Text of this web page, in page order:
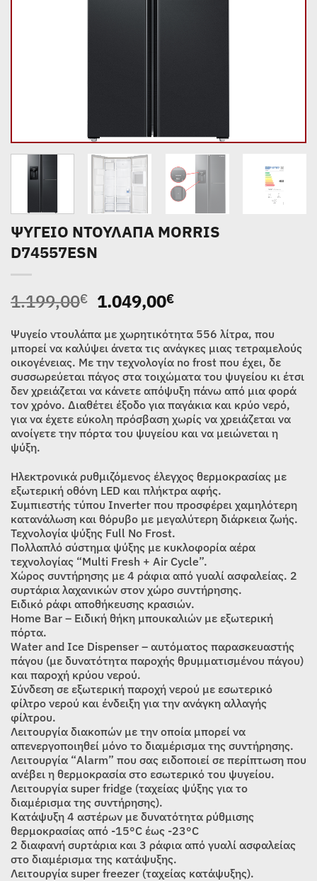
ΨΥΓΕΙΟ ΝΤΟΥΛΑΠΑ MORRIS
D74557ESN
1.199,00€ Original
was:
1.199,00€.
1.049,00€Η
τιμή
είναι:
1.049,00€.
Ψυγείο ντουλάπα με χωρητικότητα 556 λίτρα, που
μπορεί να καλύψει άνετα τις ανάγκες μιας τετραμελούς
οικογένειας. Με την τεχνολογία no frost που έχει, δε
συσσωρεύεται πάγος στα τοιχώματα του ψυγείου κι έτσι
δεν χρειάζεται να κάνετε απόψυξη πάνω από μια φορά
τον χρόνο. Διαθέτει έξοδο για παγάκια και κρύο νερό,
για να έχετε εύκολη πρόσβαση χωρίς να χρειάζεται να
ανοίγετε την πόρτα του ψυγείου και να μειώνεται η
ψύξη.
Ηλεκτρονικά ρυθμιζόμενος έλεγχος θερμοκρασίας με
εξωτερική οθόνη LED και πλήκτρα αφής.
Συμπιεστής τύπου Inverter που προσφέρει χαμηλότερη
κατανάλωση και θόρυβο με μεγαλύτερη διάρκεια ζωής.
Τεχνολογία ψύξης Full No Frost.
Πολλαπλό σύστημα ψύξης με κυκλοφορία αέρα
τεχνολογίας “Multi Fresh + Air Cycle”.
Χώρος συντήρησης με 4 ράφια από γυαλί ασφαλείας. 2
συρτάρια λαχανικών στον χώρο συντήρησης.
Ειδικό ράφι αποθήκευσης κρασιών.
Home Bar – Ειδική θήκη μπουκαλιών με εξωτερική
πόρτα.
Water and Ice Dispenser – αυτόματος παρασκευαστής
πάγου (με δυνατότητα παροχής θρυμματισμένου πάγου)
και παροχή κρύου νερού.
Σύνδεση σε εξωτερική παροχή νερού με εσωτερικό
φίλτρο νερού και ένδειξη για την ανάγκη αλλαγής
φίλτρου.
Λειτουργία διακοπών με την οποία μπορεί να
απενεργοποιηθεί μόνο το διαμέρισμα της συντήρησης.
Λειτουργία “Alarm” που σας ειδοποιεί σε περίπτωση που
ανέβει η θερμοκρασία στο εσωτερικό του ψυγείου.
Λειτουργία super fridge (ταχείας ψύξης για το
διαμέρισμα της συντήρησης).
Κατάψυξη 4 αστέρων με δυνατότητα ρύθμισης
θερμοκρασίας από -15°C έως -23°С
2 διαφανή συρτάρια και 3 ράφια από γυαλί ασφαλείας
στο διαμέρισμα της κατάψυξης.
Λειτουργία super freezer (ταχείας κατάψυξης).